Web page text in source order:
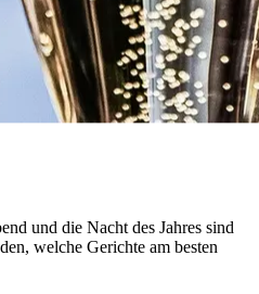
und die Nacht des Jahres sind
welche Gerichte am besten